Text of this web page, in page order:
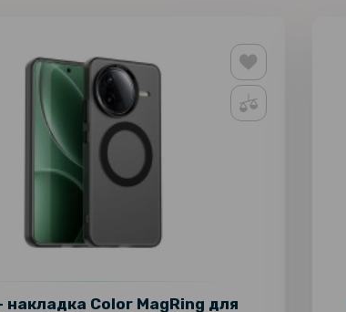
накладка Color MagRing для